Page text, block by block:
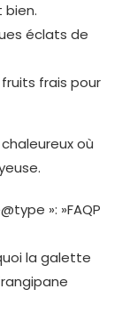
bien.
éclats de
frais pour
où
»: »FAQP
la galette